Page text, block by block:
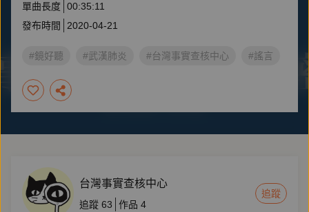
單曲長度 00:35:11
發布時間
2020-04-21
#鏡好聽 #武漢肺炎 #台灣事實查核中心 #謠言
台灣事實查核中心
追蹤 63 作品 4
追蹤